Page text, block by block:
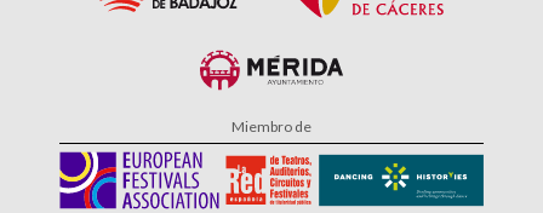
Miembro de